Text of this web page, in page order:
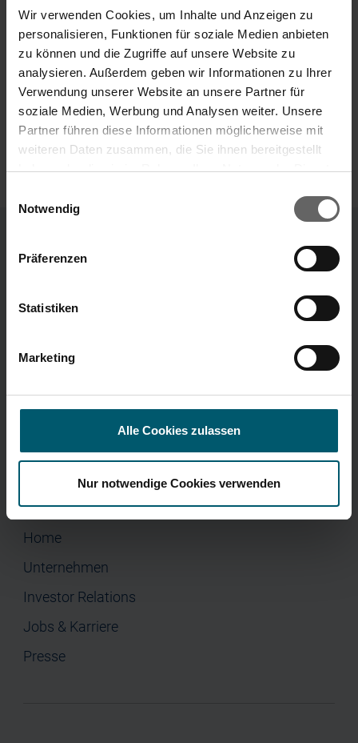
Wir verwenden Cookies, um Inhalte und Anzeigen zu
personalisieren, Funktionen für soziale Medien anbieten
zu können und die Zugriffe auf unsere Website zu
analysieren. Außerdem geben wir Informationen zu Ihrer
Verwendung unserer Website an unsere Partner für
soziale Medien, Werbung und Analysen weiter. Unsere
Partner führen diese Informationen möglicherweise mit
weiteren Daten zusammen, die Sie ihnen bereitgestellt
haben oder die sie im Rahmen Ihrer Nutzung der Dienste
Cookies, wenn Sie unsere Webseite weiterhin nutzen.
Notwendig
Präferenzen
Statistiken
Marketing
Alle Cookies zulassen
Nur notwendige Cookies verwenden
Unternehmensbereiche
„Unsere Ideen, die dein Leben leichter machen.“
Marke Leifheit
ÜBER UNS
Menü
Home
Unternehmen
Investor Relations
Jobs & Karriere
Presse
Suchvorschläge